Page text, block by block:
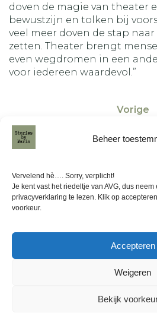
Beheer
Vervelend hè…. Sorry, verplicht!
Je kent vast het riedeltje van AVG, dus neem
privacyverklaring te lezen. Klik op
voorkeur.
Accepteren
Weigeren
Bekijk
doven de magie van theater
bewustzijn en tolken bij
veel meer doven de stap
zetten. Theater brengt
even wegdromen in een
voor iedereen waardevol.”
Vorige
Volgende
WordPress